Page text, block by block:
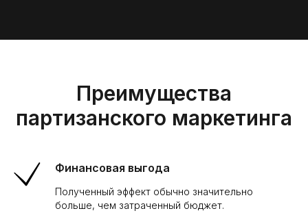
Преимущества
партизанского маркетинга
Финансовая выгода
Полученный эффект обычно значительно
больше, чем затраченный бюджет.